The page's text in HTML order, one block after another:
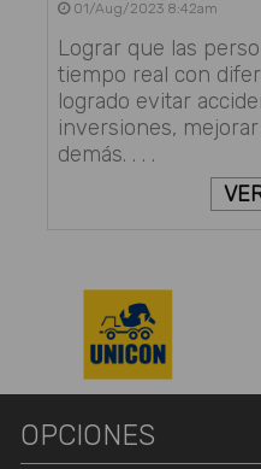
01/Aug/2023 8:42am
Lograr que las
tiempo real con
logrado evitar
inversiones,
demás. . . .
OPCIONES